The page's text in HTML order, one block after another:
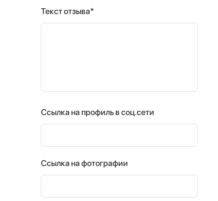
Текст отзыва*
Ссылка на профиль в соц.сети
Ссылка на фотографии